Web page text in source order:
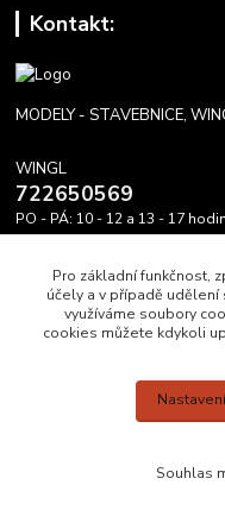
Kontakt:
MODELY - STAVEBNICE,
WINGL
722650569
PO - PÁ: 10 - 12 a 13 - 17 hodin
WINGL DĚKUJE A
Pro základní funkčnost,
účely a v případě
využíváme soubory
cookies můžete kdykoli
Souhlas